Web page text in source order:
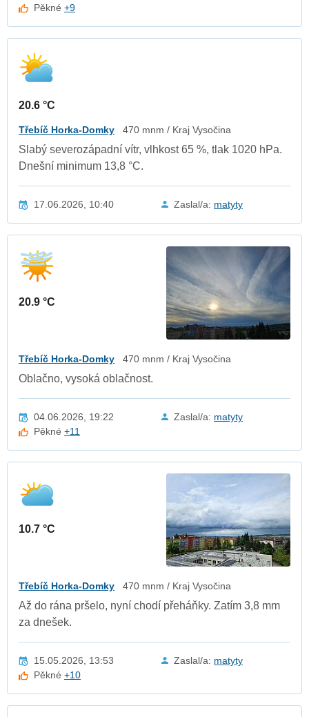
Pěkné+9
20.6 °C
Třebíč Horka-Domky 470 mnm / Kraj Vysočina
Slabý severozápadní vítr, vlhkost 65 %, tlak 1020 hPa.
Dnešní minimum 13,8 °C.
17.06.2026, 10:40 Zaslal/a: matyty
20.9 °C
Třebíč Horka-Domky 470 mnm / Kraj Vysočina
Oblačno, vysoká oblačnost.
04.06.2026, 19:22 Zaslal/a: matyty
Pěkné+11
10.7 °C
Třebíč Horka-Domky 470 mnm / Kraj Vysočina
Až do rána pršelo, nyní chodí přeháňky. Zatím 3,8 mm
za dnešek.
15.05.2026, 13:53 Zaslal/a: matyty
Pěkné+10